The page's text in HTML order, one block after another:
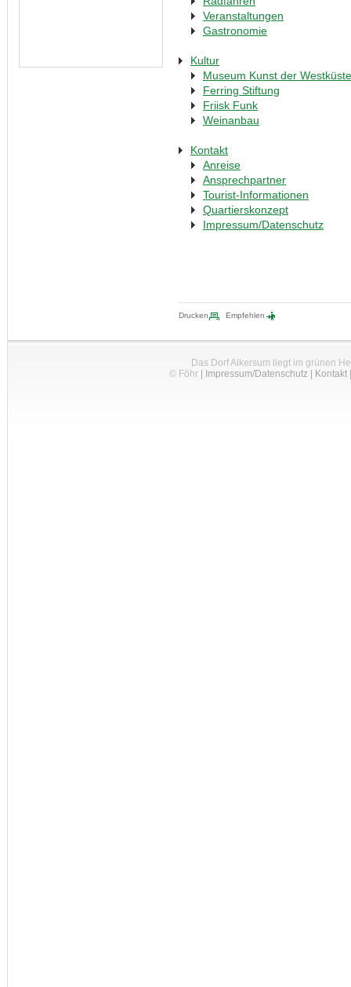
Veranstaltungen
Gastronomie
Kultur
Museum Kunst der Westküste
Ferring Stiftung
Friisk Funk
Weinanbau
Kontakt
Anreise
Ansprechpartner
Tourist-Informationen
Quartierskonzept
Impressum/Datenschutz
Drucken Empfehlen
Das Dorf Alkersum liegt im grünen
© Föhr| Impressum/Datenschutz| Kontakt